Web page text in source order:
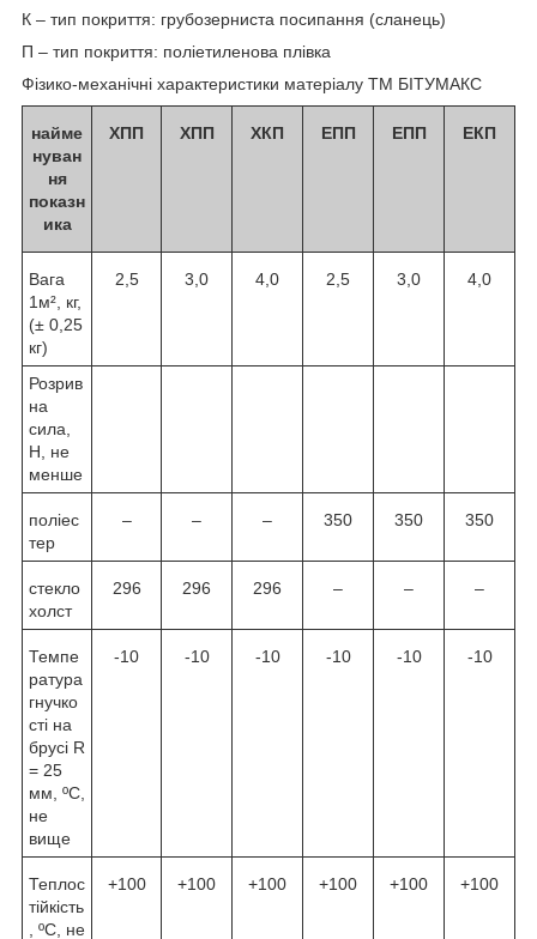
К – тип покриття: грубозерниста посипання (сланець)
П – тип покриття: поліетиленова плівка
Фізико-механічні характеристики матеріалу ТМ БІТУМАКС
найме
нуван
ня
показн
ика
ХПП ХПП ХКП ЕПП ЕПП ЕКП
Вага
1м², кг,
(± 0,25
кг)
2,5 3,0 4,0 2,5 3,0 4,0
Розрив
на
сила,
Н, не
менше
поліес
тер
– – – 350 350 350
стекло
холст
296 296 296 – – –
Темпе
ратура
гнучко
сті на
брусі R
= 25
мм, ºС,
не
вище
-10 -10 -10 -10 -10 -10
Теплос
тійкість
, ºС, не
+100 +100 +100 +100 +100 +100